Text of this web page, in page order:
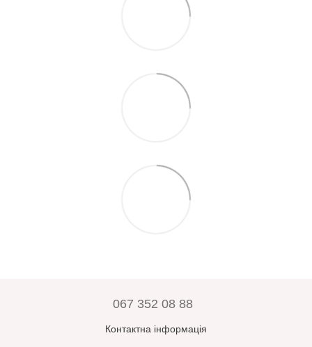
067 352 08 88
Контактна інформація